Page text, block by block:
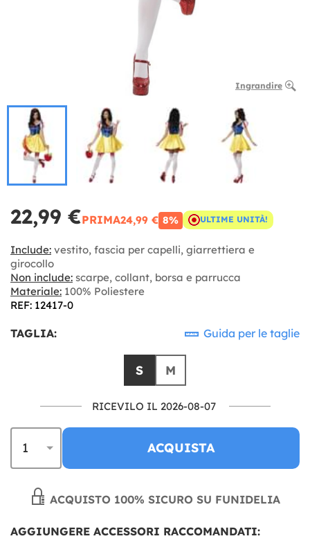
Ingrandire
22,99 €PRIMA24,99 € 8% ULTIME UNITÀ!
Include: vestito, fascia per capelli, giarrettiera e
girocollo
Non include: scarpe, collant, borsa e parrucca
Materiale: 100% Poliestere
REF: 12417-0
TAGLIA: Guida per le taglie
S M
RICEVILO IL 2026-08-07
ACQUISTA
ACQUISTO 100% SICURO SU FUNIDELIA
AGGIUNGERE ACCESSORI RACCOMANDATI: